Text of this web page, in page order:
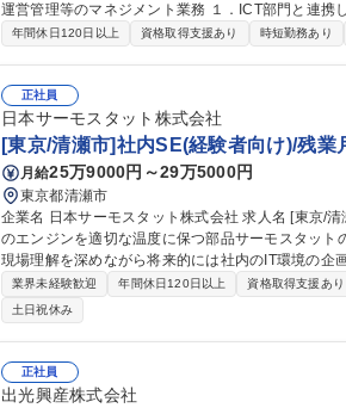
運営管理等のマネジメント業務 １．ICT部門と連携し、溶融スラグ品質管理のためのデータ取り及びシステム構築
２．NSES本社・各事業所と連携し、弊社が進める
職種 【東京】溶融スラグ品質管理 管理職候補
年間休日120日以上 資格取得支援あり 時短勤務あり
正社員
日本サーモスタット株式会社
[東京/清瀬市]社内SE(経験者向け)/残
月給25万9000円～29万5000円
東京都清瀬市
企業名 日本サーモスタット株式会社 求人名 [東京/清瀬市]社内SE(経験者向け)/残業月10時間 仕事の内容 【自動車
のエンジンを適切な温度に保つ部品サーモスタット
現場理解を深めながら将来的には社内のIT環境の企画・改善業務に
PC・IT機器のセットアップ/管理(キッティング)、
(業務ツール等) 、業務運用サポート 、社内IT講習の
築・運用 (基幹システム・仮想環境等)、業務効率
等)、
業界未経験歓迎 年間休日120日以上 資格取得支援あり
土日祝休み
正社員
出光興産株式会社